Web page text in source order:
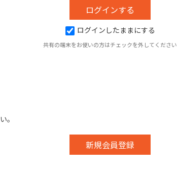
ログインしたままにする
共有の端末をお使いの方はチェックを外してください
。